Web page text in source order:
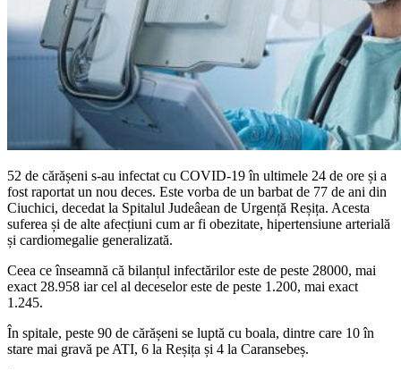
52 de cărășeni s-au infectat cu COVID-19 în ultimele 24 de ore și a
fost raportat un nou deces. Este vorba de un barbat de 77 de ani din
Ciuchici, decedat la Spitalul Judeâean de Urgență Reșița. Acesta
suferea și de alte afecțiuni cum ar fi obezitate, hipertensiune arterială
și cardiomegalie generalizată.
Ceea ce înseamnă că bilanțul infectărilor este de peste 28000, mai
exact 28.958 iar cel al deceselor este de peste 1.200, mai exact
1.245.
În spitale, peste 90 de cărășeni se luptă cu boala, dintre care 10 în
stare mai gravă pe ATI, 6 la Reșița și 4 la Caransebeș.